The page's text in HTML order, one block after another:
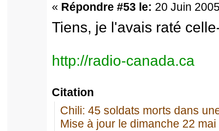
« Répondre #53 le: 20 Juin
Tiens, je l'avais raté
http://radio-canada.ca
Citation
Chili: 45 soldats morts dans
Mise à jour le dimanche 22